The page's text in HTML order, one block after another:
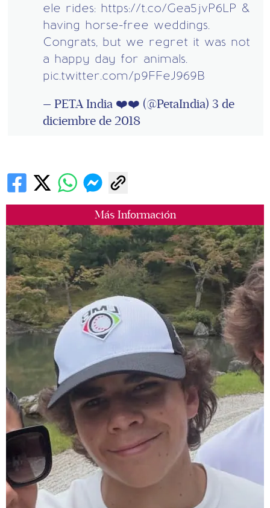
Más Información
ele rides: https://t.co/Gea5jvP6LP &
having horse-free weddings.
Congrats, but we regret it was not
a happy day for animals.
pic.twitter.com/p9FFeJ969B
— PETA India ❤️❤️ (@PetaIndia) 3 de
diciembre de 2018